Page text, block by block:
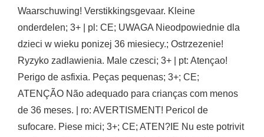
Waarschuwing! Verstikkingsgevaar. Kleine
onderdelen; 3+ | pl: CE; UWAGA Nieodpowiednie dla
dzieci w wieku ponizej 36 miesiecy.; Ostrzezenie!
Ryzyko zadlawienia. Male czesci; 3+ | pt: Atençao!
Perigo de asfixia. Peças pequenas; 3+; CE;
ATENÇÃO Não adequado para crianças com menos
de 36 meses. | ro: AVERTISMENT! Pericol de
sufocare. Piese mici; 3+; CE; ATEN?IE Nu este potrivit